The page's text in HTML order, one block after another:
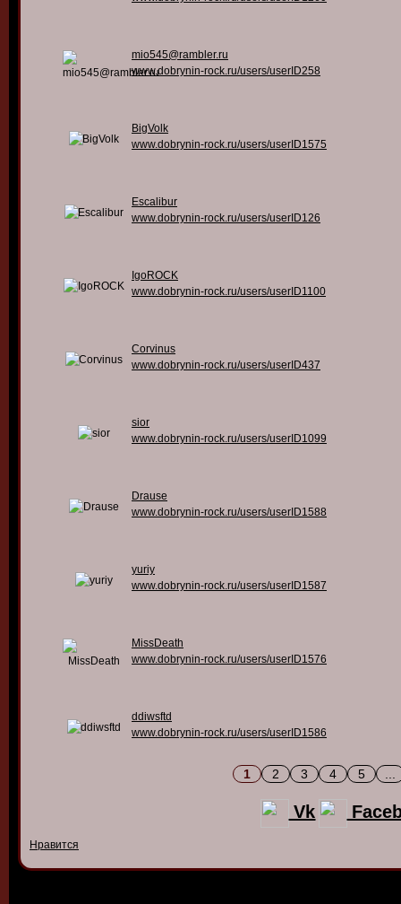
mio545@rambler.ru
www.dobrynin-rock.ru/users/userID258
BigVolk
www.dobrynin-rock.ru/users/userID1575
Escalibur
www.dobrynin-rock.ru/users/userID126
IgoROCK
www.dobrynin-rock.ru/users/userID1100
Corvinus
www.dobrynin-rock.ru/users/userID437
sior
www.dobrynin-rock.ru/users/userID1099
Drause
www.dobrynin-rock.ru/users/userID1588
yuriy
www.dobrynin-rock.ru/users/userID1587
MissDeath
www.dobrynin-rock.ru/users/userID1576
ddiwsftd
www.dobrynin-rock.ru/users/userID1586
1 2 3 4 5
Vk
Нравится